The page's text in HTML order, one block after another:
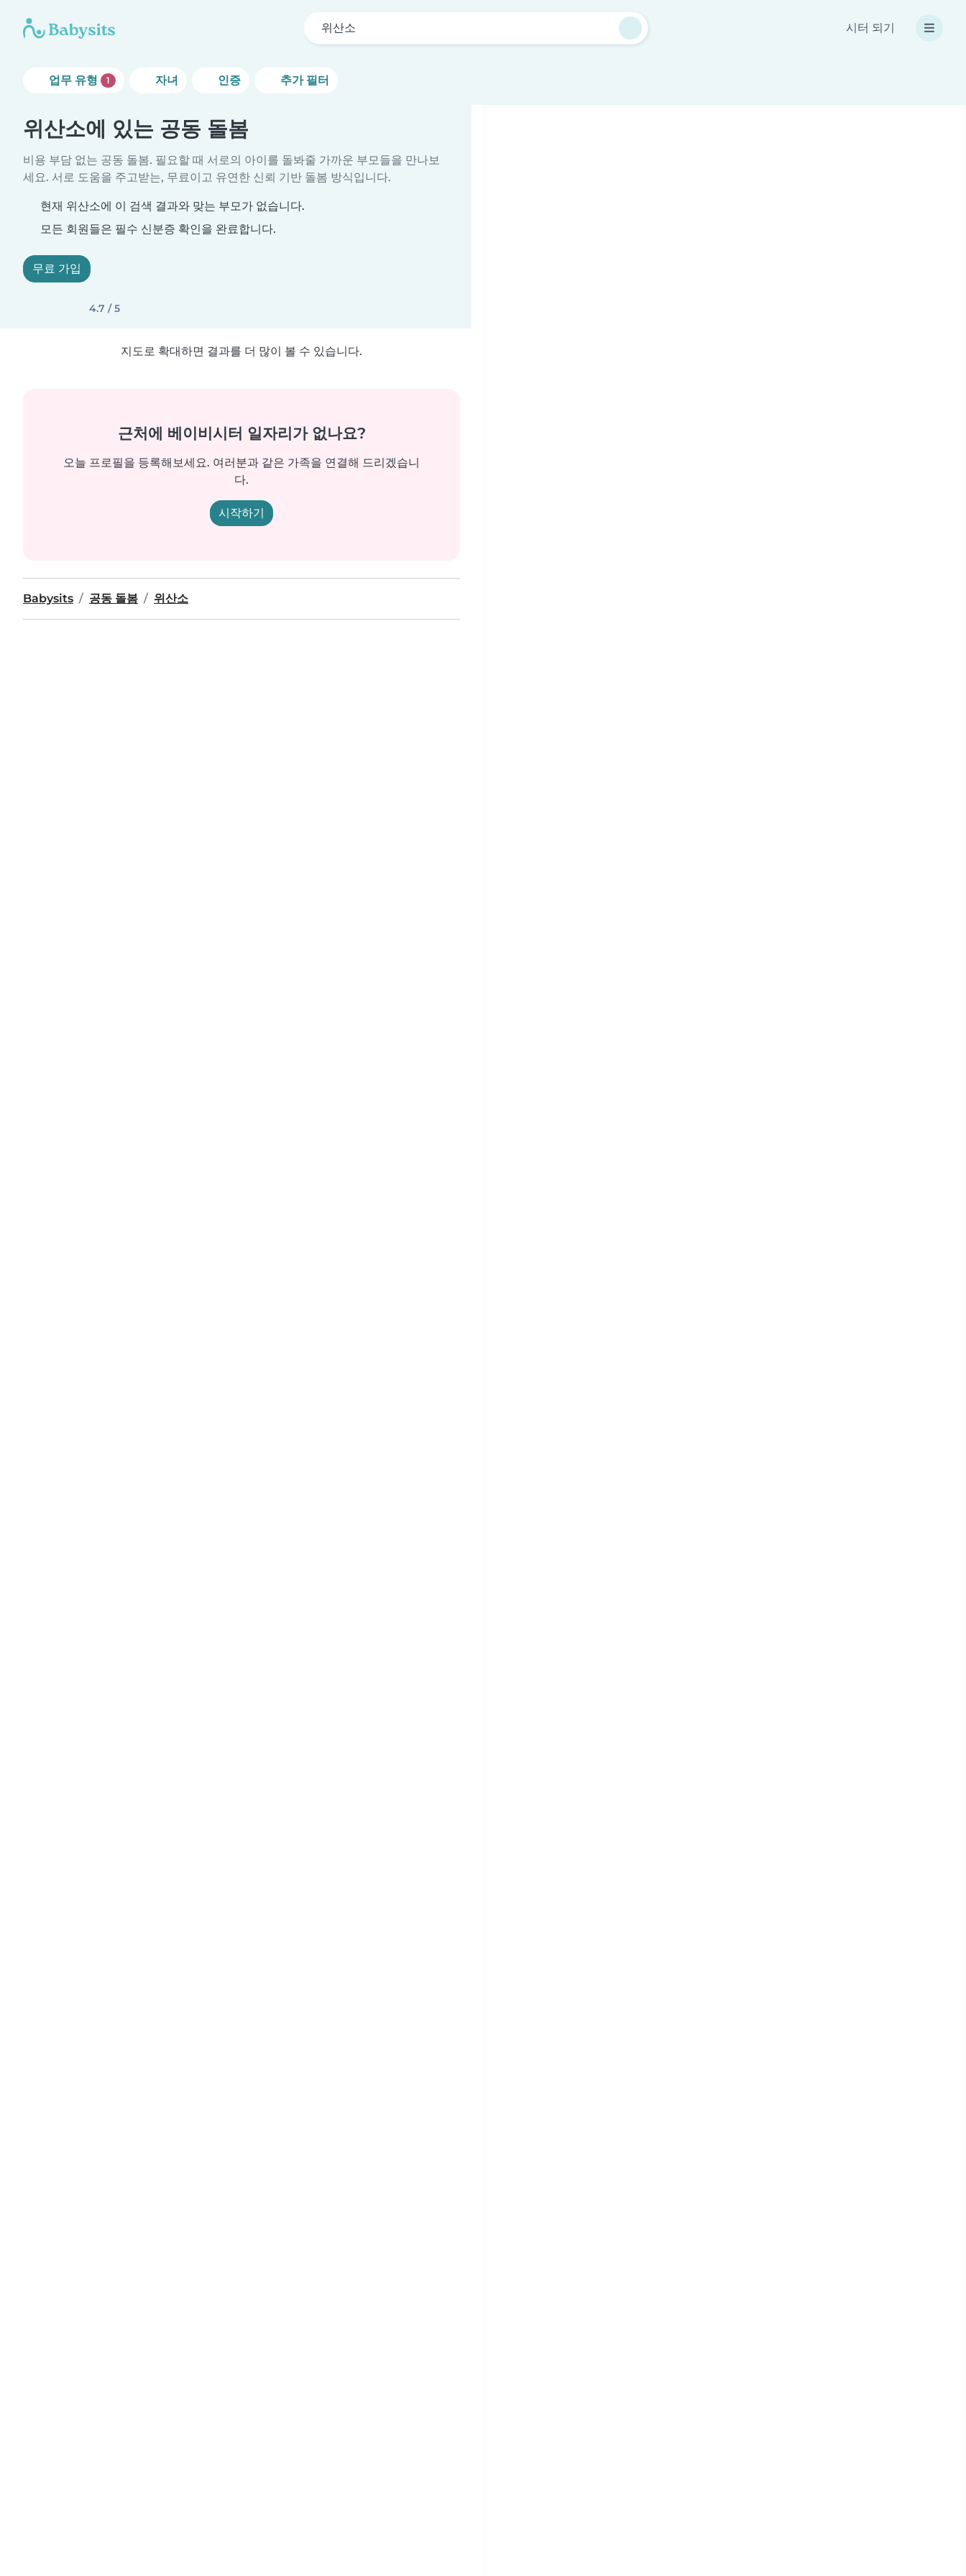
위산소 시터 되기
업무 유형 1 자녀 인증 추가 필터
위산소에 있는 공동 돌봄
비용 부담 없는 공동 돌봄. 필요할 때 서로의 아이를 돌봐줄 가까운 부모들을 만나보
세요. 서로 도움을 주고받는, 무료이고 유연한 신뢰 기반 돌봄 방식입니다.
현재 위산소에 이 검색 결과와 맞는 부모가 없습니다.
모든 회원들은 필수 신분증 확인을 완료합니다.
무료 가입
4.7 / 5
지도로 확대하면 결과를 더 많이 볼 수 있습니다.
근처에 베이비시터 일자리가 없나요?
오늘 프로필을 등록해보세요. 여러분과 같은 가족을 연결해 드리겠습니
다.
시작하기
Babysits 공동 돌봄 위산소